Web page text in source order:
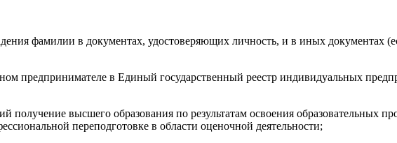
фамилии в документах, удостоверяющих личность, и в иных документах
предпринимателе в Единый государственный реестр индивидуальных
высшего образования по результатам освоения образовательных
переподготовке в области оценочной деятельности;